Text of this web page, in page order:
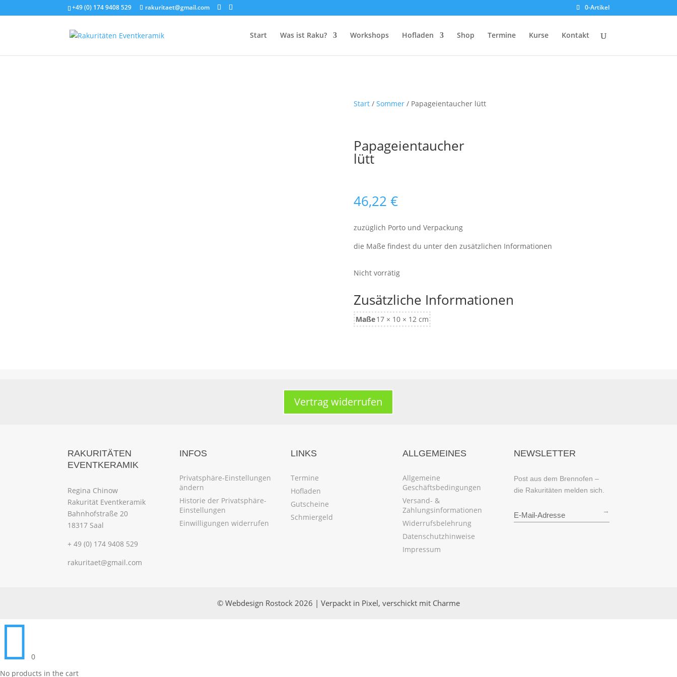
+49 (0) 174 9408 529 rakuritaet@gmail.com 0-Artikel
Start Was ist Raku? Workshops Hofladen Shop Termine Kurse Kontakt
Start/ Sommer/ Papageientaucher lütt
Papageientaucher
lütt
46,22 €
zuzüglich Porto und Verpackung
die Maße findest du unter den zusätzlichen Informationen
Nicht vorrätig
Zusätzliche Informationen
Maße17 × 10 × 12 cm
Vertrag widerrufen
RAKURITÄTEN
EVENTKERAMIK
Regina Chinow
Rakurität Eventkeramik
Bahnhofstraße 20
18317 Saal
+ 49 (0) 174 9408 529
rakuritaet@gmail.com
INFOS
Privatsphäre-Einstellungen
ändern
Historie der Privatsphäre-
Einstellungen
Einwilligungen widerrufen
LINKS
Termine
Hofladen
Gutscheine
Schmiergeld
ALLGEMEINES
Allgemeine
Geschäftsbedingungen
Versand- &
Zahlungsinformationen
Widerrufsbelehrung
Datenschutzhinweise
Impressum
NEWSLETTER
Post aus dem Brennofen –
die Rakuritäten melden sich.
→
© Webdesign Rostock 2026 | Verpackt in Pixel, verschickt mit Charme

0
No products in the cart